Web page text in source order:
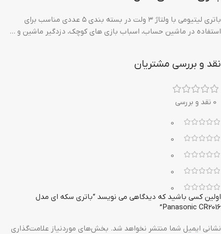
باتری لیتیومی با ولتاژ ۳ ولت در بسته بندی ۵ عددی مناسب برای
استفاده در ماشین حساب، اسباب بازی های کوچک، دزدگیر ماشین و …
نقد و بررسی مشتریان
0 نقد و بررسی
0
0
0
0
0
اولین کسی باشید که دیدگاهی می نویسد “باتری سکه ای مدل
Panasonic CR2016”
نشانی ایمیل شما منتشر نخواهد شد. بخش‌های موردنیاز علامت‌گذاری